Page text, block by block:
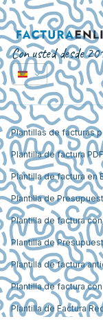
Con usted desde
Plantillas de facturas
Plantilla de factura PDF
Plantilla de factura en
Plantilla de
Plantilla de factura
Plantilla de
Plantilla de factura
Plantilla de factura con
Plantilla de Factura